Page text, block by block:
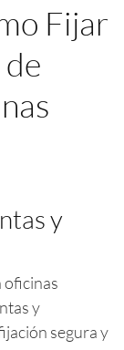
Fijar
y
oficinas
y
segura y